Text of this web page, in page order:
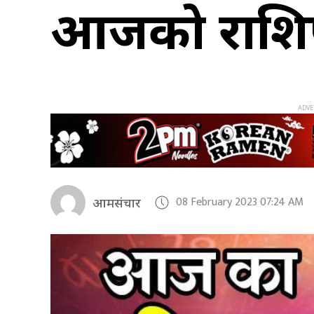
आजको
आमसंचार 08 February 2023 07:24 AM